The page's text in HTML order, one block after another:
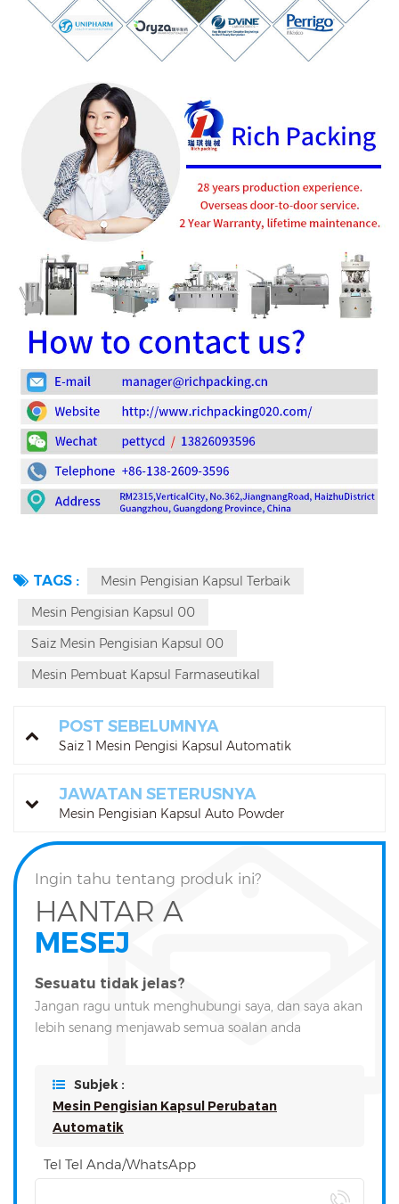
TAGS :
Mesin Pengisian Kapsul Terbaik
Mesin Pengisian Kapsul 00
Saiz Mesin Pengisian Kapsul 00
Mesin Pembuat Kapsul Farmaseutikal
POST SEBELUMNYA
Saiz 1 Mesin Pengisi Kapsul Automatik
JAWATAN SETERUSNYA
Mesin Pengisian Kapsul Auto Powder
Ingin tahu tentang produk ini?
HANTAR A
MESEJ
Sesuatu tidak jelas?
Jangan ragu untuk menghubungi saya, dan saya akan
lebih senang menjawab semua soalan anda
Subjek :
Mesin Pengisian Kapsul Perubatan
Automatik
Tel Tel Anda/WhatsApp